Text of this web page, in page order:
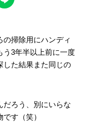
掃除用にハンディ
う3年半以上前に一度
した結果また同じの
だろう、別にいらな
す（笑）